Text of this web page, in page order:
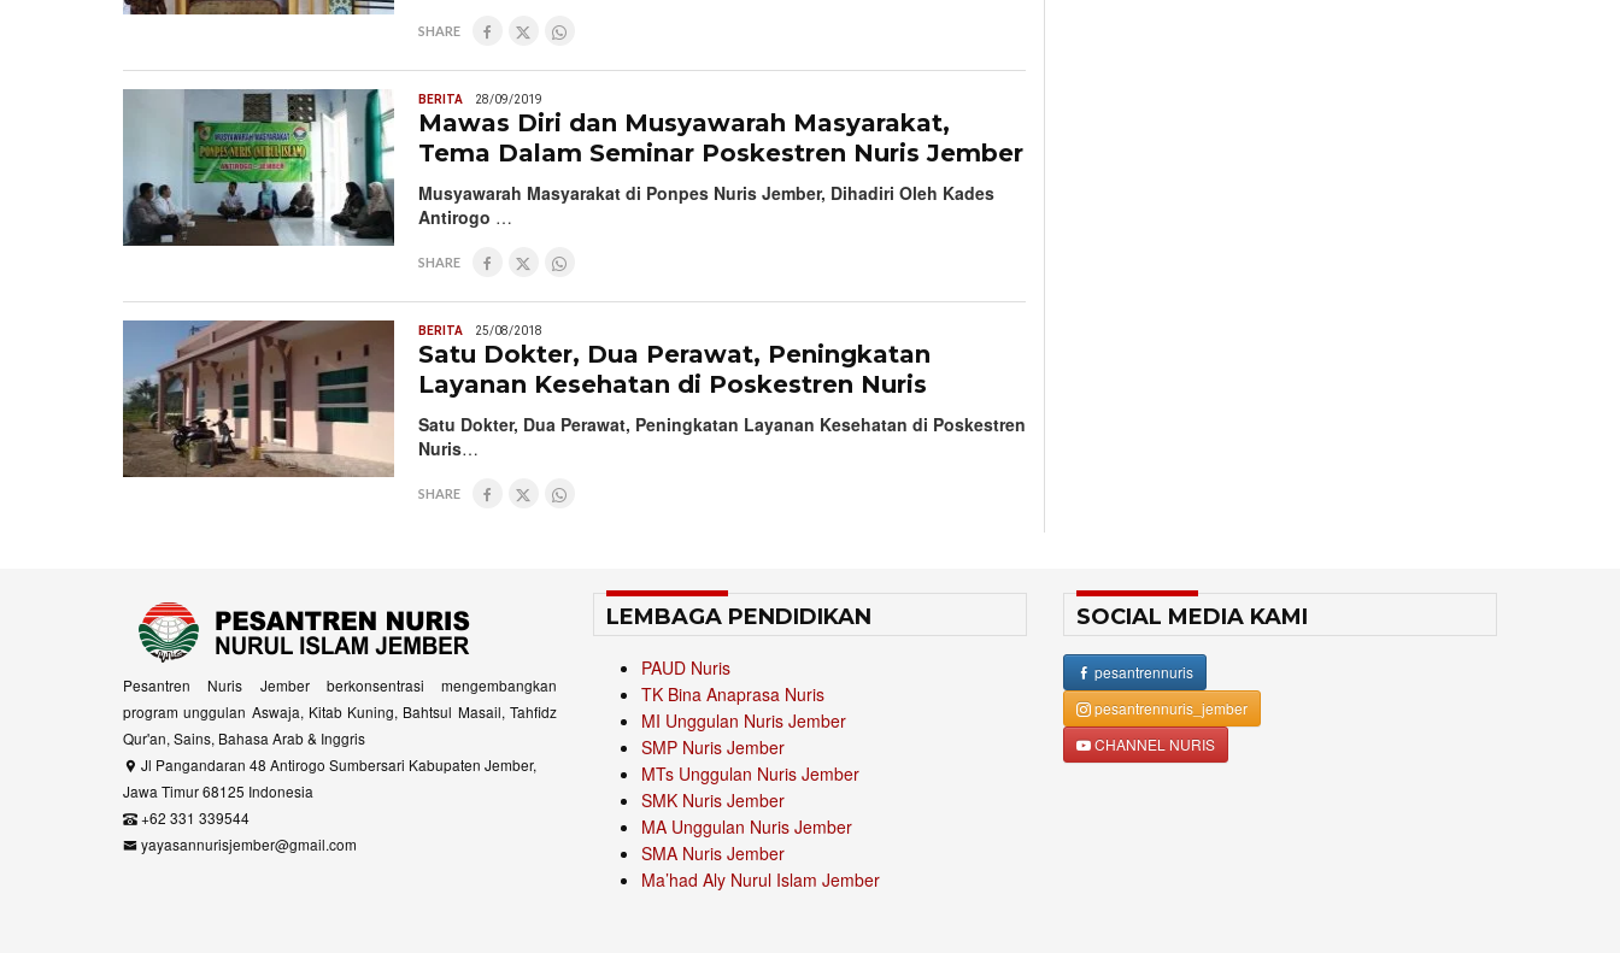
SHARE
BERITA 28/09/2019
Mawas Diri dan Musyawarah Masyarakat,
Tema Dalam Seminar Poskestren Nuris Jember
Musyawarah Masyarakat di Ponpes Nuris Jember, Dihadiri Oleh Kades
Antirogo …
SHARE
BERITA 25/08/2018
Satu Dokter, Dua Perawat, Peningkatan
Layanan Kesehatan di Poskestren Nuris
Satu Dokter, Dua Perawat, Peningkatan Layanan Kesehatan di Poskestren
Nuris…
SHARE
Pesantren Nuris Jember berkonsentrasi mengembangkan
program unggulan Aswaja, Kitab Kuning, Bahtsul Masail, Tahfidz
Qur'an, Sains, Bahasa Arab & Inggris
Jl Pangandaran 48 Antirogo Sumbersari Kabupaten Jember,
Jawa Timur 68125 Indonesia
+62 331 339544
yayasannurisjember@gmail.com
LEMBAGA PENDIDIKAN
PAUD Nuris
TK Bina Anaprasa Nuris
MI Unggulan Nuris Jember
SMP Nuris Jember
MTs Unggulan Nuris Jember
SMK Nuris Jember
MA Unggulan Nuris Jember
SMA Nuris Jember
Ma’had Aly Nurul Islam Jember
SOCIAL MEDIA KAMI
pesantrennuris
pesantrennuris_jember
CHANNEL NURIS